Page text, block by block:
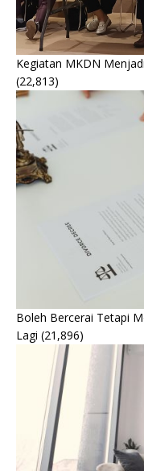
Kegiatan MKDN
(22,813)
Boleh Bercerai Tetapi
Lagi (21,896)